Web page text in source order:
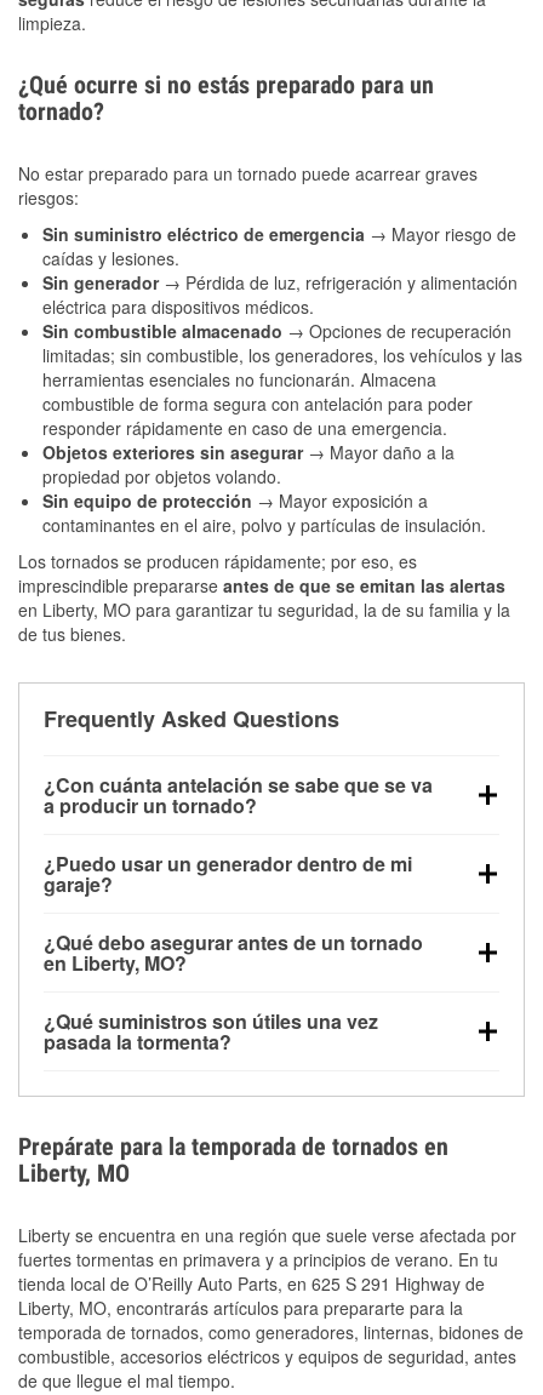
limpieza.
¿Qué ocurre si no estás preparado para un
tornado?
No estar preparado para un tornado puede acarrear graves
riesgos:
Sin suministro eléctrico de emergencia → Mayor riesgo de
caídas y lesiones.
Sin generador → Pérdida de luz, refrigeración y alimentación
eléctrica para dispositivos médicos.
Sin combustible almacenado → Opciones de recuperación
limitadas; sin combustible, los generadores, los vehículos y las
herramientas esenciales no funcionarán. Almacena
combustible de forma segura con antelación para poder
responder rápidamente en caso de una emergencia.
Objetos exteriores sin asegurar → Mayor daño a la
propiedad por objetos volando.
Sin equipo de protección → Mayor exposición a
contaminantes en el aire, polvo y partículas de insulación.
Los tornados se producen rápidamente; por eso, es
imprescindible prepararse antes de que se emitan las alertas
en Liberty, MO para garantizar tu seguridad, la de su familia y la
de tus bienes.
Frequently Asked Questions
¿Con cuánta antelación se sabe que se va
a producir un tornado?
apenas previo aviso. Las alertas pueden emitirse
minutos antes de que toquen tierra, por lo que es
¿Puedo usar un generador dentro de mi
garaje?
una distancia mínima de 20 pies de puertas y
ventanas, para evitar la acumulación de monóxido
¿Qué debo asegurar antes de un tornado
en Liberty, MO?
trampolines y cualquier objeto suelto del jardín
deben asegurarse o guardarse para reducir la
¿Qué suministros son útiles una vez
pasada la tormenta?
ayudan a reducir el riesgo de lesiones durante las
labores de limpiezas.
Prepárate para la temporada de tornados en
Liberty, MO
Liberty se encuentra en una región que suele verse afectada por
fuertes tormentas en primavera y a principios de verano. En tu
tienda local de O’Reilly Auto Parts, en 625 S 291 Highway de
Liberty, MO, encontrarás artículos para prepararte para la
temporada de tornados, como generadores, linternas, bidones de
combustible, accesorios eléctricos y equipos de seguridad, antes
de que llegue el mal tiempo.